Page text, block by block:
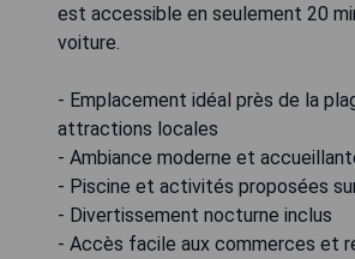
est accessible en seulement 20
voiture.
- Emplacement idéal près de la
attractions locales
- Ambiance moderne et
- Piscine et activités proposées
- Divertissement nocturne inclus
- Accès facile aux commerces et